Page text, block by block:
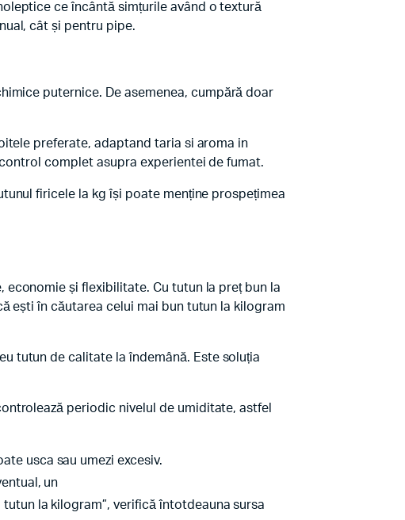
ce încântă simțurile având o textură
cât și pentru pipe.
puternice. De asemenea, cumpără doar
preferate, adaptand taria si aroma in
complet asupra experientei de fumat.
firicele la kg își poate menține prospețimea
și flexibilitate. Cu tutun la preț bun la
ești în căutarea celui mai bun tutun la kilogram
tutun de calitate la îndemână. Este soluția
periodic nivelul de umiditate, astfel
usca sau umezi excesiv.
un
tutun la kilogram”, verifică întotdeauna sursa